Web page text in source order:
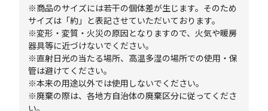
※商品のサイズには若干の個体差が生じます。そのため
サイズは「約」と表記させていただいております。
※変形・変質・火災の原因となりますので、火気や暖房
器具等に近づけないでください。
※直射日光の当たる場所、高温多湿の場所での使用・保
管は避けてください。
※本来の用途以外では使用しないでください。
※廃棄の際は、各地方自治体の廃棄区分に従ってくださ
い。